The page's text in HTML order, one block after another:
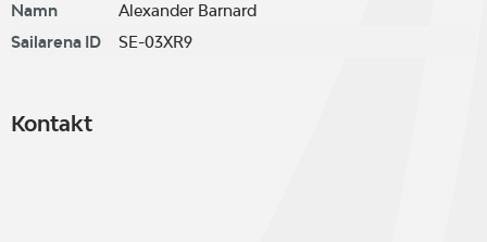
Namn
Alexander Barnard
Sailarena ID
SE-03XR9
Kontakt